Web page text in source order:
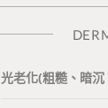
光老化(粗糙、暗